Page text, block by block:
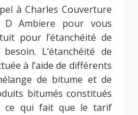
à Charles Couverture
D Ambiere pour vous
pour l’étanchéité de
L’étanchéité de
à l’aide de différents
de bitume et de
bitumés constitués
ce qui fait que le tarif